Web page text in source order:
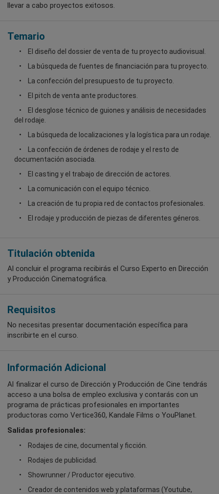
llevar a cabo proyectos exitosos.
Temario
El diseño del dossier de venta de tu proyecto audiovisual.
La búsqueda de fuentes de financiación para tu proyecto.
La confección del presupuesto de tu proyecto.
El pitch de venta ante productores.
El desglose técnico de guiones y análisis de necesidades
del rodaje.
La búsqueda de localizaciones y la logística para un rodaje.
La confección de órdenes de rodaje y el resto de
documentación asociada.
El casting y el trabajo de dirección de actores.
La comunicación con el equipo técnico.
La creación de tu propia red de contactos profesionales.
El rodaje y producción de piezas de diferentes géneros.
Titulación obtenida
Al concluir el programa recibirás el Curso Experto en Dirección
y Producción Cinematográfica.
Requisitos
No necesitas presentar documentación específica para
inscribirte en el curso.
Información Adicional
Al finalizar el curso de Dirección y Producción de Cine tendrás
acceso a una bolsa de empleo exclusiva y contarás con un
programa de prácticas profesionales en importantes
productoras como Vertice360, Kandale Films o YouPlanet.
Salidas profesionales:
Rodajes de cine, documental y ficción.
Rodajes de publicidad.
Showrunner / Productor ejecutivo.
Creador de contenidos web y plataformas (Youtube,